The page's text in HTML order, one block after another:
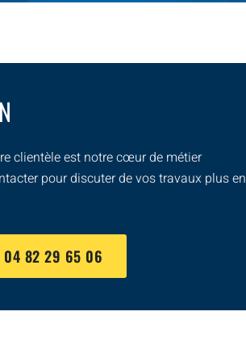
clientèle est notre cœur de métier
pour discuter de vos travaux plus en
04 82 29 65 06